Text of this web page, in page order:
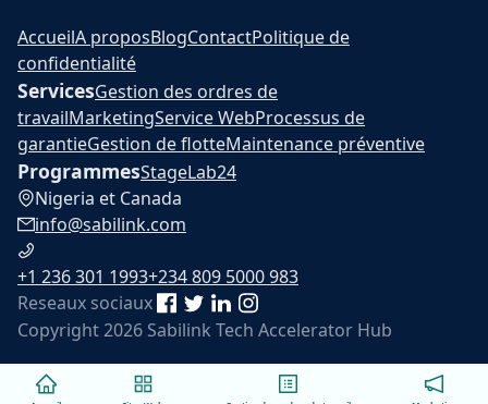
AccueilA proposBlogContactPolitique de
confidentialité
ServicesGestion des ordres de
travailMarketingService WebProcessus de
garantieGestion de flotteMaintenance préventive
ProgrammesStageLab24
Nigeria et Canada
info@sabilink.com
+1 236 301 1993+234 809 5000 983
Reseaux sociaux
Copyright 2026 Sabilink Tech Accelerator Hub